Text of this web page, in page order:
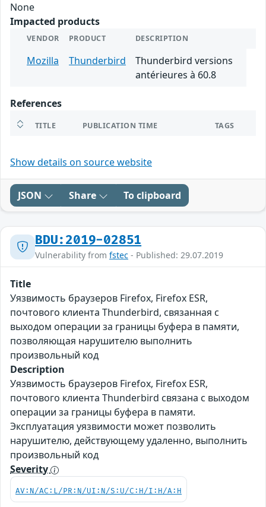
None
Impacted products
VENDOR PRODUCT DESCRIPTION
Mozilla Thunderbird
Thunderbird versions
antérieures à 60.8
References
TITLE PUBLICATION TIME TAGS
Show details on source website
JSON Share To clipboard
BDU:2019-02851
Vulnerability from fstec - Published: 29.07.2019
Title
Уязвимость браузеров Firefox, Firefox ESR,
почтового клиента Thunderbird, связанная с
выходом операции за границы буфера в памяти,
позволяющая нарушителю выполнить
произвольный код
Description
Уязвимость браузеров Firefox, Firefox ESR,
почтового клиента Thunderbird связана с выходом
операции за границы буфера в памяти.
Эксплуатация уязвимости может позволить
нарушителю, действующему удаленно, выполнить
произвольный код
Severity
AV:N/AC:L/PR:N/UI:N/S:U/C:H/I:H/A:H